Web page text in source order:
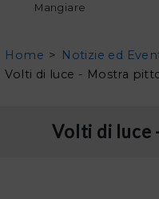
Mangiare
Home > Notizie ed
Volti di luce - Mostra
Volti di luce